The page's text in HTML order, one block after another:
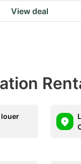
View deal
louer